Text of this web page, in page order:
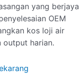
yang berjaya
OEM
kos loji air
output harian.